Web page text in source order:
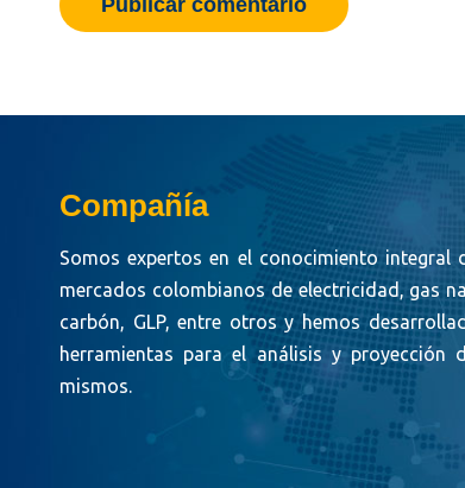
Publicar comentario
Compañía
Somos expertos en el conocimiento integral
mercados colombianos de electricidad, gas
carbón, GLP, entre otros y hemos
herramientas para el análisis y proyección
mismos.